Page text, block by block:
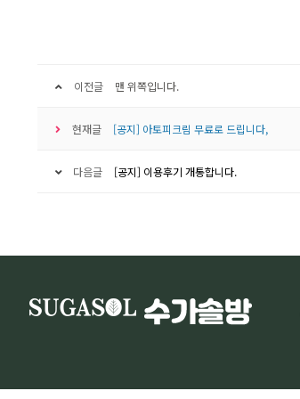
이전글 맨 위쪽입니다.
현재글 [공지] 아토피크림 무료로 드립니다,
다음글 [공지] 이용후기 개통합니다.